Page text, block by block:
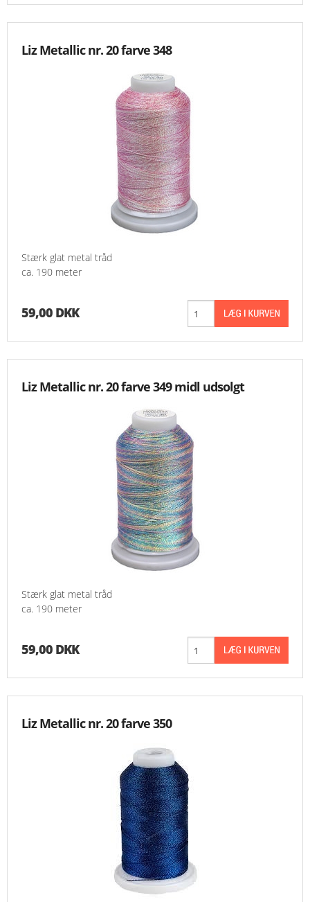
Liz Metallic nr. 20 farve 348
Stærk glat metal tråd
ca. 190 meter
59,00 DKK
Liz Metallic nr. 20 farve 349 midl udsolgt
Stærk glat metal tråd
ca. 190 meter
59,00 DKK
Liz Metallic nr. 20 farve 350